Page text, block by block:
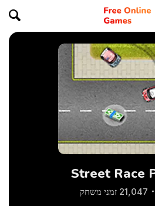
Street Race
21,047 זמני משחק